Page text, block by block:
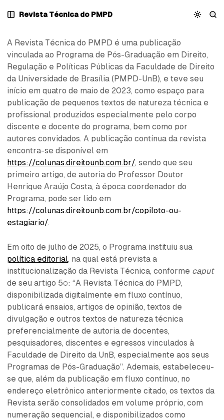
para
para
paraRevista Técnica do PMPD
Apresentação
A Revista Técnica do PMPD é uma publicação
vinculada ao Programa de Pós-Graduação em Direito,
Regulação e Políticas Públicas da Faculdade de Direito
da Universidade de Brasília (PMPD-UnB), e teve seu
início em quatro de maio de 2023, como espaço para
publicação de pequenos textos de natureza técnica e
profissional produzidos especialmente pelo corpo
discente e docente do programa, bem como por
autores convidados. A publicação contínua da revista
encontra-se disponível em
https://colunas.direitounb.com.br/, sendo que seu
primeiro artigo, de autoria do Professor Doutor
Henrique Araújo Costa, à época coordenador do
Programa, pode ser lido em
https://colunas.direitounb.com.br/copiloto-ou-
estagiario/.
Em oito de julho de 2025, o Programa instituiu sua
política editorial, na qual está prevista a
institucionalização da Revista Técnica, conforme caput
de seu artigo 5º: “A Revista Técnica do PMPD,
disponibilizada digitalmente em fluxo contínuo,
publicará ensaios, artigos de opinião, textos de
divulgação e outros textos de natureza técnica
preferencialmente de autoria de docentes,
pesquisadores, discentes e egressos vinculados à
Faculdade de Direito da UnB, especialmente aos seus
Programas de Pós-Graduação”. Ademais, estabeleceu-
se que, além da publicação em fluxo contínuo, no
endereço eletrônico anteriormente citado, os textos da
Revista serão consolidados em volume próprio, com
numeração sequencial, e disponibilizados como